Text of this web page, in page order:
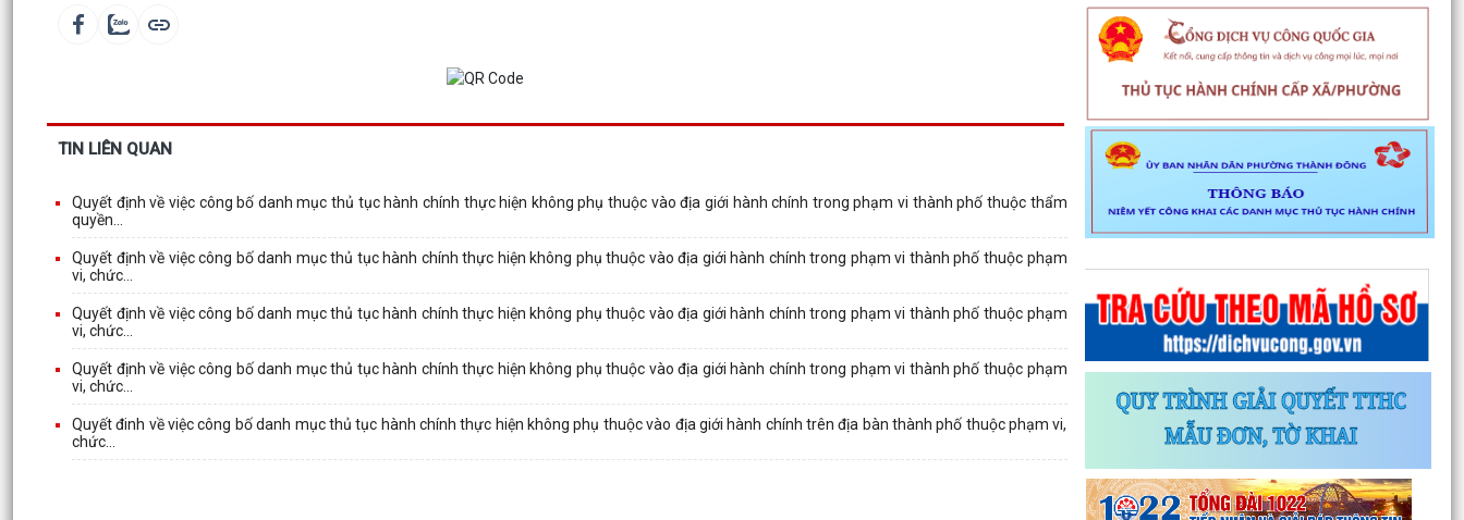
TIN LIÊN QUAN
Quyết định về việc công bố danh mục thủ tục hành chính thực hiện không phụ thuộc vào địa giới hành chính trong phạm vi thành phố thuộc thẩm
quyền...
Quyết định về việc công bố danh mục thủ tục hành chính thực hiện không phụ thuộc vào địa giới hành chính trong phạm vi thành phố thuộc phạm
vi, chức...
Quyết định về việc công bố danh mục thủ tục hành chính thực hiện không phụ thuộc vào địa giới hành chính trong phạm vi thành phố thuộc phạm
vi, chức...
Quyết định về việc công bố danh mục thủ tục hành chính thực hiện không phụ thuộc vào địa giới hành chính trong phạm vi thành phố thuộc phạm
vi, chức...
Quyết đinh về việc công bố danh mục thủ tục hành chính thực hiện không phụ thuộc vào địa giới hành chính trên địa bàn thành phố thuộc phạm vi,
chức...